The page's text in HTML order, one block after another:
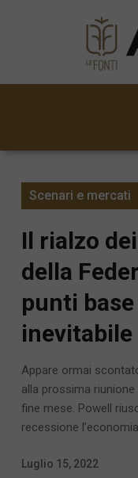
Scenari e mercati
Il rialzo
della
punti
inevitabile
Appare ormai
alla prossima
fine mese. Powell
recessione
Luglio 15, 2022